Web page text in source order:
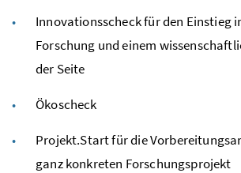
Innovationsscheck für den Einstieg
Forschung und einem
der Seite
Ökoscheck
Projekt.Start für die
ganz konkreten Forschungsprojekt